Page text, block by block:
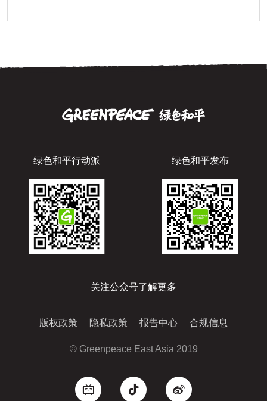
绿色和平行动派 绿色和平发布
关注公众号了解更多
版权政策 隐私政策 报告中心 合规信息
© Greenpeace East Asia 2019